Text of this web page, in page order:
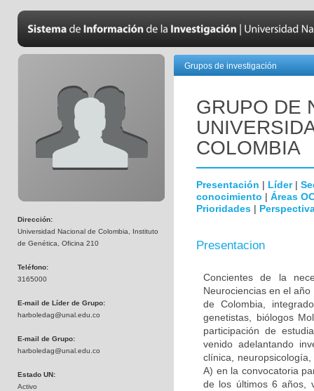
Dirección:
Universidad Nacional de Colombia, Instituto
de Genética, Oficina 210
Teléfono:
3165000
E-mail de Líder de Grupo:
harboledag@unal.edu.co
E-mail de Grupo:
harboledag@unal.edu.co
Estado UN:
Activo
Grupos de investigación
GRUPO DE
COLOMBIA
Presentación | Líder|
conocimiento | Áreas
Prioridades |
Presentacion
Concientes de la
Neurociencias en el
de Colombia,
genetistas, biólogos
participación de
venido adelantando
clínica,
A) en la convocatoria
de los últimos 6 años,